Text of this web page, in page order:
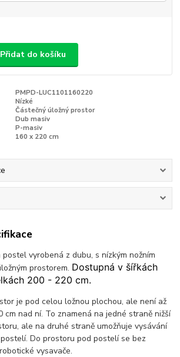
Přidat do košíku
PMPD-LUC1101160220
Nízké
Částečný úložný prostor
Dub masiv
P-masiv
160 x 220 cm
vyrobená z dubu, s nízkým nožním
prostorem. Dostupná v šířkách
200 - 220 cm.
je pod celou ložnou plochou, ale není až
cm nad ní. To znamená na jedné straně nižší
ale na druhé straně umožňuje vysávání
Do prostoru pod postelí se bez
vysavače.